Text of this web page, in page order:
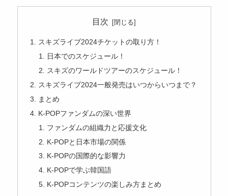
目次
スキズライブ2024チケットの取り方！
日本でのスケジュール！
スキズのワールドツアーのスケジュール！
スキズライブ2024一般発売はいつからいつまで？
まとめ
K-POPファンダムの深い世界
ファンダムの組織力と応援文化
K-POPと日本市場の関係
K-POPの国際的な影響力
K-POPで学ぶ韓国語
K-POPコンテンツの楽しみ方まとめ